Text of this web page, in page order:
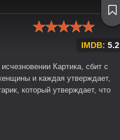
IMDB: 5.2
Картика, сбит с
и каждая утверждает,
который утверждает, что